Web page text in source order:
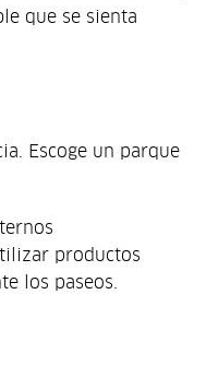
que se sienta
Escoge un parque
productos
los paseos.